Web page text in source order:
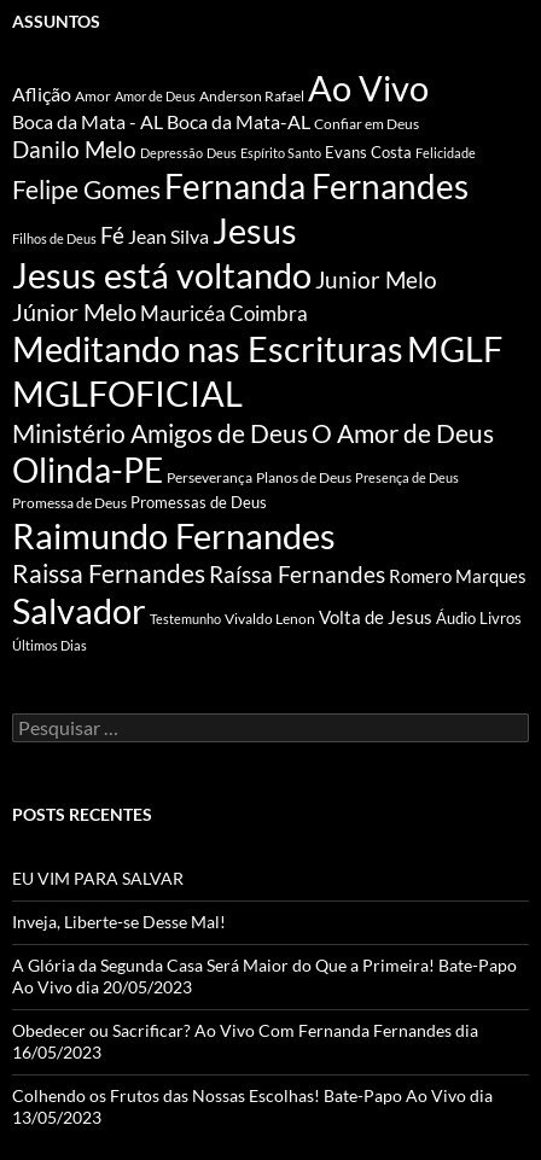
ASSUNTOS
Aflição Amor Amor de Deus Anderson Rafael Ao Vivo
Boca da Mata - AL Boca da Mata-AL Confiar em Deus
Danilo Melo Depressão Deus Espírito Santo Evans Costa Felicidade
Felipe Gomes Fernanda Fernandes
Filhos de Deus Fé Jean Silva Jesus
Jesus está voltando Junior Melo
Júnior Melo Mauricéa Coimbra
Meditando nas EscriturasMGLF
MGLFOFICIAL
Ministério Amigos de DeusO Amor de Deus
Olinda-PE Perseverança Planos de Deus Presença de Deus
Promessa de Deus Promessas de Deus
Raimundo Fernandes
Raissa FernandesRaíssa Fernandes Romero Marques
Salvador Testemunho Vivaldo Lenon Volta de Jesus Áudio Livros
Últimos Dias
Pesquisar
por:
POSTS RECENTES
EU VIM PARA SALVAR
Inveja, Liberte-se Desse Mal!
A Glória da Segunda Casa Será Maior do Que a Primeira! Bate-Papo
Ao Vivo dia 20/05/2023
Obedecer ou Sacrificar? Ao Vivo Com Fernanda Fernandes dia
16/05/2023
Colhendo os Frutos das Nossas Escolhas! Bate-Papo Ao Vivo dia
13/05/2023